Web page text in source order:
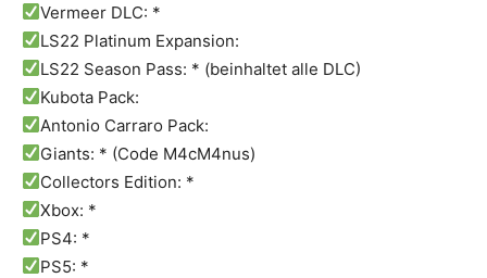
Vermeer DLC: *
LS22 Platinum Expansion:
LS22 Season Pass: * (beinhaltet alle DLC)
Kubota Pack:
Antonio Carraro Pack:
Giants: * (Code M4cM4nus)
Collectors Edition: *
Xbox: *
PS4: *
PS5: *